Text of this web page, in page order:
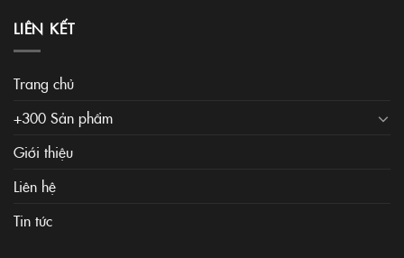
LIÊN KẾT
Trang chủ
+300 Sản phẩm
Giới thiệu
Liên hệ
Tin tức